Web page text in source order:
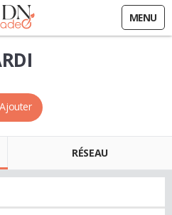
MENU
Ajouter
RÉSEAU